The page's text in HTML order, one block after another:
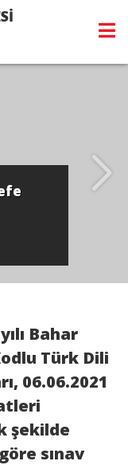
Bahar
Türk Dili
06.06.2021
şekilde
sınav